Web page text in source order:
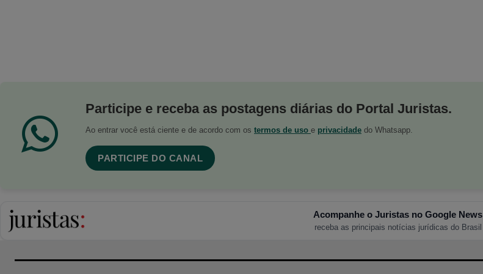
Participe e receba as postagens diárias do Portal Juristas.
Ao entrar você está ciente e de acordo com os termos de uso e privacidade do Whatsapp.
PARTICIPE DO CANAL
Acompanhe o Juristas no Google News
receba as principais notícias jurídicas do Brasil